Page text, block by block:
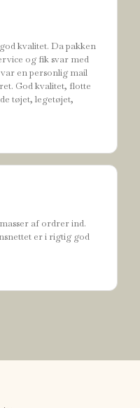
kvalitet. Da pakken
og fik svar med
en personlig mail
God kvalitet, flotte
tøjet, legetøjet,
af ordrer ind.
er i rigtig god